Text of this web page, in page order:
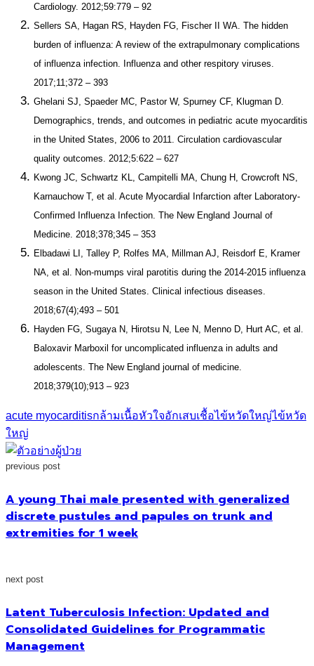
Cardiology. 2012;59:779 – 92
Sellers SA, Hagan RS, Hayden FG, Fischer II WA. The hidden
burden of influenza: A review of the extrapulmonary complications
of influenza infection. Influenza and other respitory viruses.
2017;11;372 – 393
Ghelani SJ, Spaeder MC, Pastor W, Spurney CF, Klugman D.
Demographics, trends, and outcomes in pediatric acute myocarditis
in the United States, 2006 to 2011. Circulation cardiovascular
quality outcomes. 2012;5:622 – 627
Kwong JC, Schwartz KL, Campitelli MA, Chung H, Crowcroft NS,
Karnauchow T, et al. Acute Myocardial Infarction after Laboratory-
Confirmed Influenza Infection. The New England Journal of
Medicine. 2018;378;345 – 353
Elbadawi LI, Talley P, Rolfes MA, Millman AJ, Reisdorf E, Kramer
NA, et al. Non-mumps viral parotitis during the 2014-2015 influenza
season in the United States. Clinical infectious diseases.
2018;67(4);493 – 501
Hayden FG, Sugaya N, Hirotsu N, Lee N, Menno D, Hurt AC, et al.
Baloxavir Marboxil for uncomplicated influenza in adults and
adolescents. The New England journal of medicine.
2018;379(10);913 – 923
acute myocarditisกล้ามเนื้อหัวใจอักเสบเชื้อไข้หวัดใหญ่ไข้หวัด
ใหญ่
previous post
A young Thai male presented with generalized
discrete pustules and papules on trunk and
extremities for 1 week
next post
Latent Tuberculosis Infection: Updated and
Consolidated Guidelines for Programmatic
Management